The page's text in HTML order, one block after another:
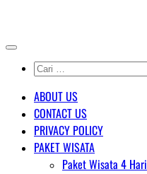
content
Cari
untuk:
ABOUT US
CONTACT US
PRIVACY POLICY
PAKET WISATA
Paket Wisata 4 Hari